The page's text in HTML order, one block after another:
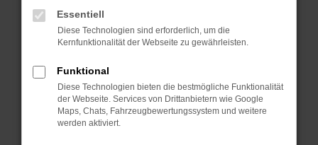
Manche Erweiterungen, wie Werbeblocker,
können das Laden bestimmter Seiten
verhindern. Funktioniert die Seite in einem
Fenster?
Starte dein Gerät neu.
Das kann manchmal helfen, vorübergehende
Probleme zu beheben.
Essentiell
Diese Technologien sind erforderlich, um die
Kernfunktionalität der Webseite zu gewährleisten.
Funktional
Diese Technologien bieten die bestmögliche Funktionalität
der Webseite. Services von Drittanbietern wie Google
Maps, Chats, Fahrzeugbewertungssystem und weitere
werden aktiviert.